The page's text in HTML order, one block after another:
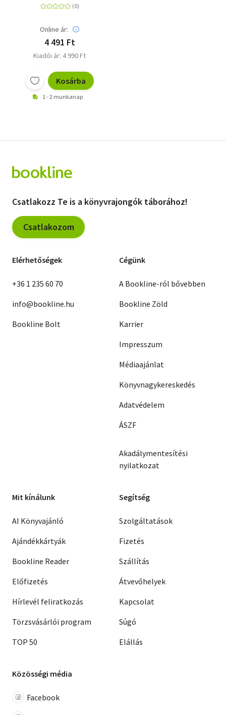
Online ár:
4 491 Ft
Kiadói ár: 4 990 Ft
Kosárba
1 - 2 munkanap
Csatlakozz Te is a könyvrajongók táborához!
Csatlakozom
Elérhetőségek
+36 1 235 60 70
info@bookline.hu
Bookline Bolt
Cégünk
A Bookline-ról bővebben
Bookline Zöld
Karrier
Impresszum
Médiaajánlat
Könyvnagykereskedés
Adatvédelem
ÁSZF
Akadálymentesítési
nyilatkozat
Mit kínálunk
AI Könyvajánló
Ajándékkártyák
Bookline Reader
Előfizetés
Hírlevél feliratkozás
Törzsvásárlói program
TOP 50
Segítség
Szolgáltatások
Fizetés
Szállítás
Átvevőhelyek
Kapcsolat
Súgó
Elállás
Közösségi média
Facebook